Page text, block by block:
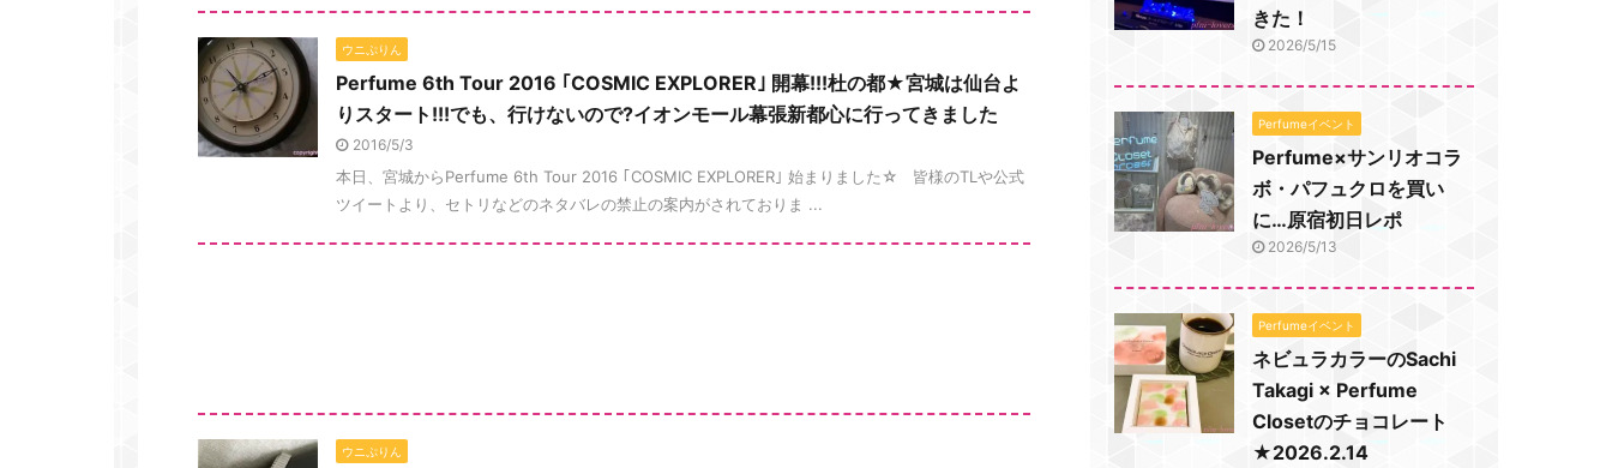
ウニぷりん
Perfume 6th Tour 2016 ｢COSMIC EXPLORER｣ 開幕!!!杜の都★宮城は仙台よ
りスタート!!!でも、行けないので?イオンモール幕張新都心に行ってきました
2016/5/3
本日、宮城からPerfume 6th Tour 2016 ｢COSMIC EXPLORER｣ 始まりました☆ 皆様のTLや公式
ツイートより、セトリなどのネタバレの禁止の案内がされておりま ...
ウニぷりん
きた！
2026/5/15
Perfumeイベント
Perfume×サンリオコラ
ボ・パフュクロを買い
に…原宿初日レポ
2026/5/13
Perfumeイベント
ネビュラカラーのSachi
Takagi × Perfume
Closetのチョコレート
★2026.2.14